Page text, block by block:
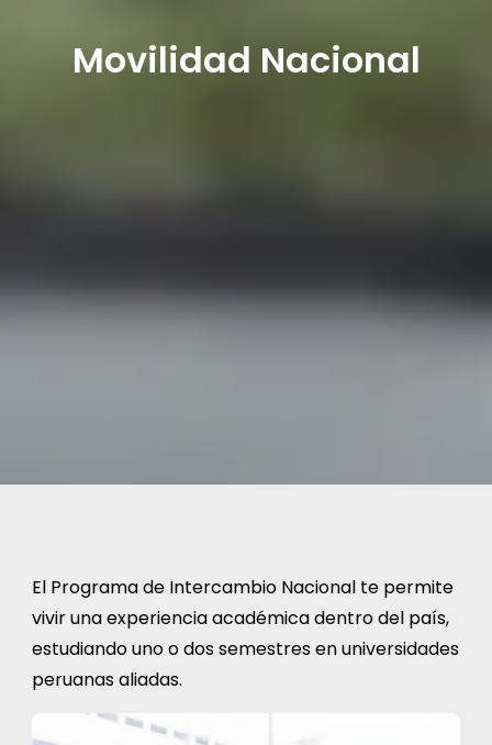
Movilidad Nacional
El Programa de Intercambio Nacional te permite
vivir una experiencia académica dentro del país,
estudiando uno o dos semestres en universidades
peruanas aliadas.